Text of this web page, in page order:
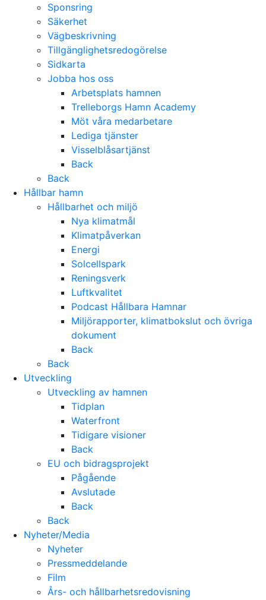
Sponsring
Säkerhet
Vägbeskrivning
Tillgänglighetsredogörelse
Sidkarta
Jobba hos oss
Arbetsplats hamnen
Trelleborgs Hamn Academy
Möt våra medarbetare
Lediga tjänster
Visselblåsartjänst
Back
Back
Hållbar hamn
Hållbarhet och miljö
Nya klimatmål
Klimatpåverkan
Energi
Solcellspark
Reningsverk
Luftkvalitet
Podcast Hållbara Hamnar
Miljörapporter, klimatbokslut och övriga
dokument
Back
Back
Utveckling
Utveckling av hamnen
Tidplan
Waterfront
Tidigare visioner
Back
EU och bidragsprojekt
Pågående
Avslutade
Back
Back
Nyheter/Media
Nyheter
Pressmeddelande
Film
Års- och hållbarhetsredovisning